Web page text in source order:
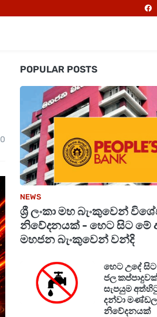
0
POPULAR POSTS
NEWS
ශ්‍රී ලංකා මහ බැංකුවෙන්
නිවේදනයක් - හෙට සිට මේ
මහජන බැංකුවෙන් වන්දි
හෙට උදේ සිට
ජල
සැපයුම
දන්වා
නිවේදනයක්